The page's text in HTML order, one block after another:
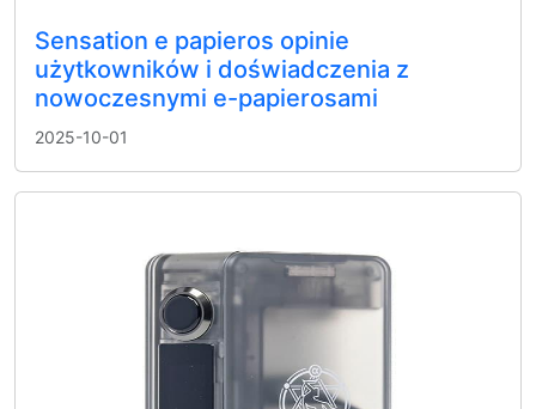
Sensation e papieros opinie
użytkowników i doświadczenia z
nowoczesnymi e-papierosami
2025-10-01